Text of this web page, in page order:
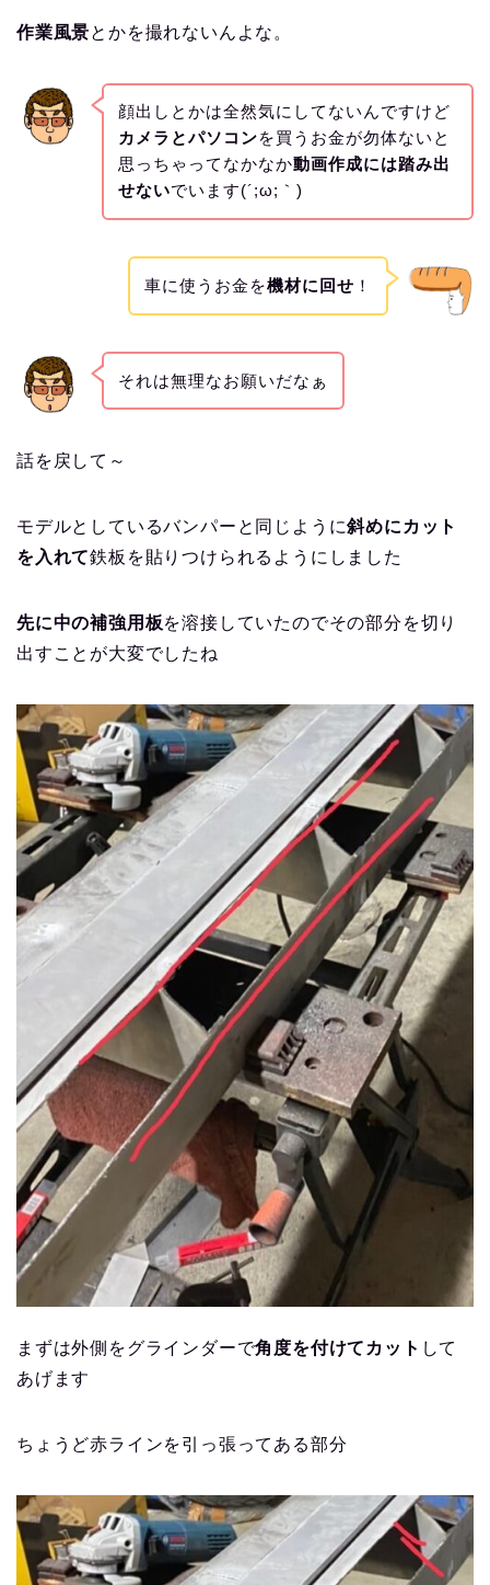
作業風景とかを撮れないんよな。
顔出しとかは全然気にしてないんですけど
カメラとパソコンを買うお金が勿体ないと
思っちゃってなかなか動画作成には踏み出
せないでいます(´;ω;｀)
車に使うお金を機材に回せ ！
それは無理なお願いだなぁ
話を戻して～
モデルとしているバンパーと同じように斜めにカット
を入れて鉄板を貼りつけられるようにしました
先に中の補強用板を溶接していたのでその部分を切り
出すことが大変でしたね
まずは外側をグラインダーで角度を付けてカット して
あげます
ちょうど赤ラインを引っ張ってある部分